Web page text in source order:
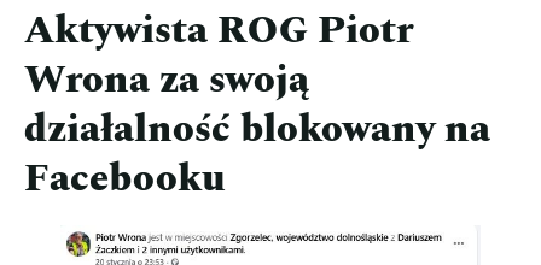
Aktywista ROG Piotr
Wrona za swoją
działalność blokowany na
Facebooku